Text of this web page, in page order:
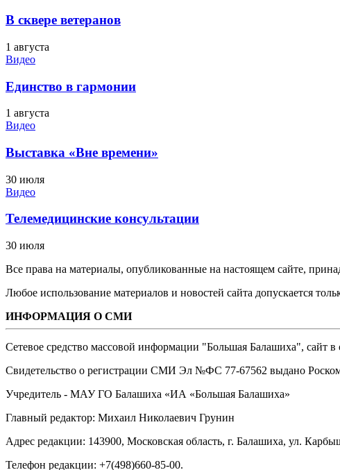
В сквере ветеранов
1 августа
Видео
Единство в гармонии
1 августа
Видео
Выставка «Вне времени»
30 июля
Видео
Телемедицинские консультации
30 июля
Все права на материалы, опубликованные на настоящем сайте,
Любое использование материалов и новостей сайта допускается
ИНФОРМАЦИЯ О СМИ
Сетевое средство массовой информации "Большая Балашиха", сайт в
Свидетельство о регистрации СМИ Эл №ФС ‎77-67562 выдано
Учредитель - МАУ ГО Балашиха «ИА «Большая Балашиха»
Главный редактор: Михаил Николаевич Грунин
Адрес редакции: 143900, Московская область, г. Балашиха, ул.
Телефон редакции: +7(498)660-85-00.